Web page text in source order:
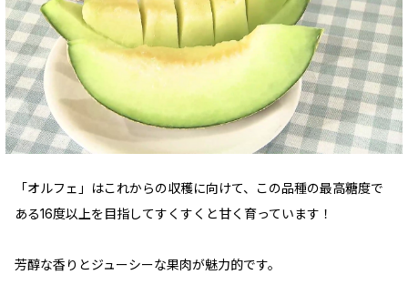
「オルフェ」はこれからの収穫に向けて、この品種の最高糖度で
ある16度以上を目指してすくすくと甘く育っています！
芳醇な香りとジューシーな果肉が魅力的です。